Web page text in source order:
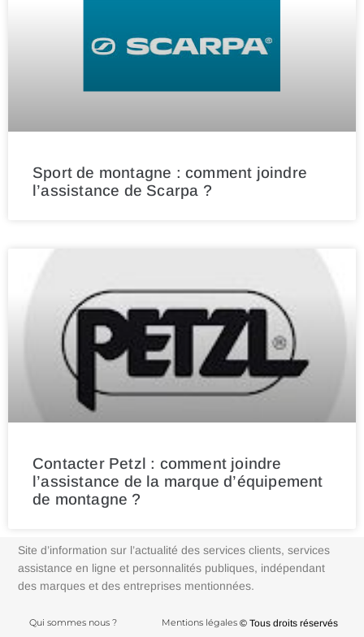
Sport de montagne : comment joindre
l’assistance de Scarpa ?
Contacter Petzl : comment joindre
l’assistance de la marque d’équipement
de montagne ?
Site d’information sur l’actualité des services clients, services
assistance en ligne et personnalités publiques, indépendant
des marques et des entreprises mentionnées.
Qui sommes nous ? Mentions légales © Tous droits réservés